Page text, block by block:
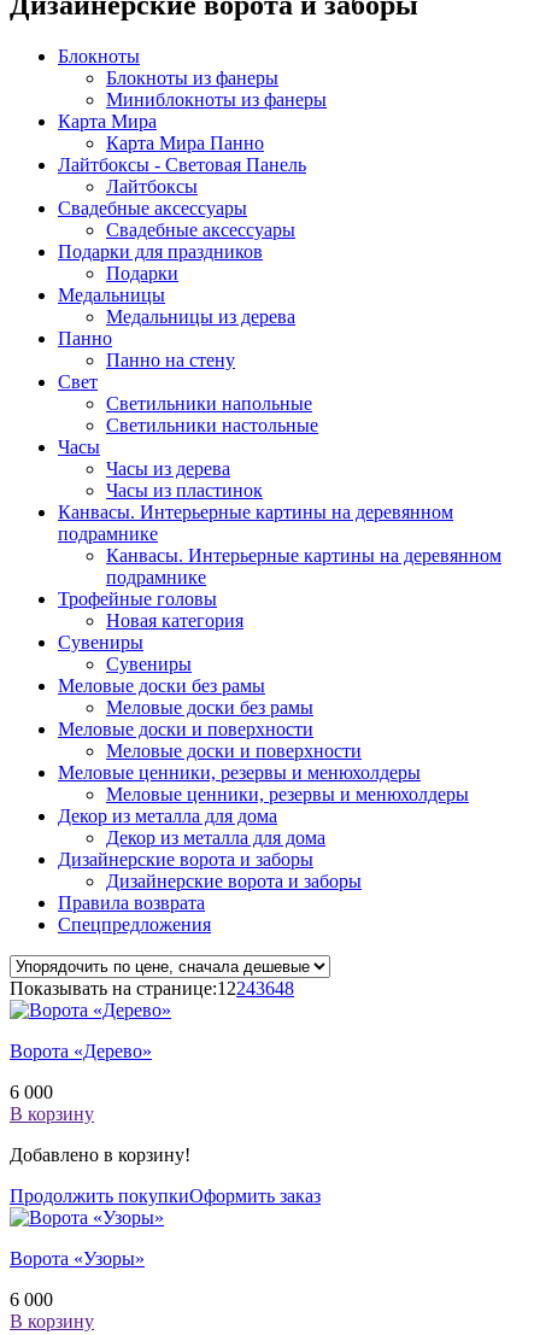
Блокноты
Блокноты из фанеры
Миниблокноты из фанеры
Карта Мира
Карта Мира Панно
Лайтбоксы - Световая Панель
Лайтбоксы
Свадебные аксессуары
Свадебные аксессуары
Подарки для праздников
Подарки
Медальницы
Медальницы из дерева
Панно
Панно на стену
Свет
Светильники напольные
Светильники настольные
Часы
Часы из дерева
Часы из пластинок
Канвасы. Интерьерные картины на деревянном
подрамнике
Канвасы. Интерьерные картины на деревянном
подрамнике
Трофейные головы
Новая категория
Сувениры
Сувениры
Меловые доски без рамы
Меловые доски без рамы
Меловые доски и поверхности
Меловые доски и поверхности
Меловые ценники, резервы и менюхолдеры
Меловые ценники, резервы и менюхолдеры
Декор из металла для дома
Декор из металла для дома
Дизайнерские ворота и заборы
Дизайнерские ворота и заборы
Правила возврата
Спецпредложения
Показывать на странице:12243648
Ворота «Дерево»
6 000
В корзину
Добавлено в корзину!
Продолжить покупкиОформить заказ
Ворота «Узоры»
6 000
В корзину